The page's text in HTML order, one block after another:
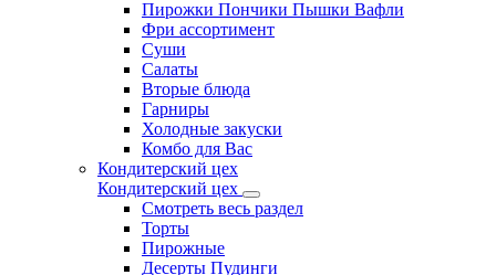
Пирожки Пончики Пышки Вафли
Фри ассортимент
Суши
Салаты
Вторые блюда
Гарниры
Холодные закуски
Комбо для Вас
Кондитерский цех
Кондитерский цех
Смотреть весь раздел
Торты
Пирожные
Десерты Пудинги